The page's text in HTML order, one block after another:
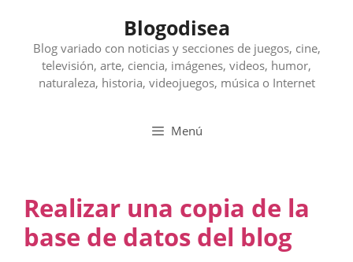
contenido
Blogodisea
Blog variado con noticias y secciones de juegos, cine,
televisión, arte, ciencia, imágenes, videos, humor,
naturaleza, historia, videojuegos, música o Internet
Menú
Realizar una copia de la
base de datos del blog